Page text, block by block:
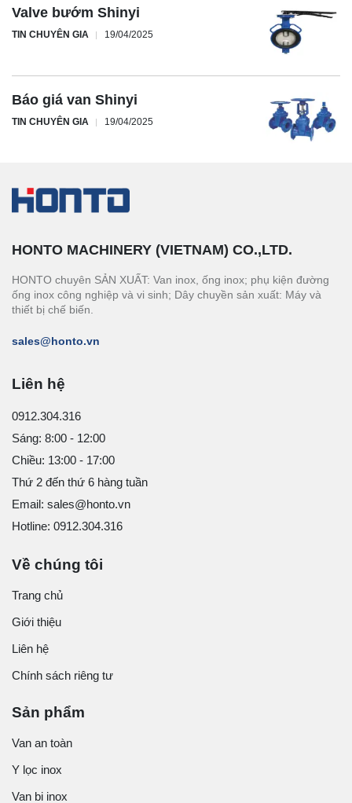
Valve bướm Shinyi
TIN CHUYÊN GIA 19/04/2025
Báo giá van Shinyi
TIN CHUYÊN GIA 19/04/2025
HONTO MACHINERY (VIETNAM) CO.,LTD.
HONTO chuyên SẢN XUẤT: Van inox, ống inox; phụ kiện đường
ống inox công nghiệp và vi sinh; Dây chuyền sản xuất: Máy và
thiết bị chế biến.
sales@honto.vn
Liên hệ
0912.304.316
Sáng: 8:00 - 12:00
Chiều: 13:00 - 17:00
Thứ 2 đến thứ 6 hàng tuần
Email: sales@honto.vn
Hotline: 0912.304.316
Về chúng tôi
Trang chủ
Giới thiệu
Liên hệ
Chính sách riêng tư
Sản phẩm
Van an toàn
Y lọc inox
Van bi inox